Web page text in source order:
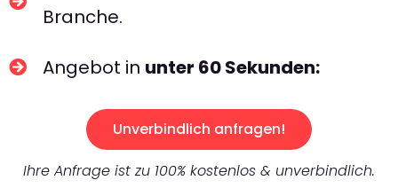
Branche.
Angebot in unter 60 Sekunden:
Unverbindlich anfragen!
Ihre Anfrage ist zu 100% kostenlos & unverbindlich.